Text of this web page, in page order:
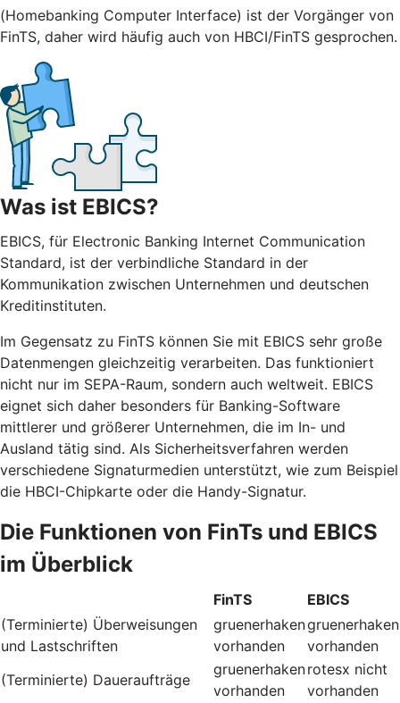
(Homebanking Computer Interface) ist der Vorgänger von
FinTS, daher wird häufig auch von HBCI/FinTS gesprochen.
Was ist EBICS?
EBICS, für Electronic Banking Internet Communication
Standard, ist der verbindliche Standard in der
Kommunikation zwischen Unternehmen und deutschen
Kreditinstituten.
Im Gegensatz zu FinTS können Sie mit EBICS sehr große
Datenmengen gleichzeitig verarbeiten. Das funktioniert
nicht nur im SEPA-Raum, sondern auch weltweit. EBICS
eignet sich daher besonders für Banking-Software
mittlerer und größerer Unternehmen, die im In- und
Ausland tätig sind. Als Sicherheitsverfahren werden
verschiedene Signaturmedien unterstützt, wie zum Beispiel
die HBCI-Chipkarte oder die Handy-Signatur.
Die Funktionen von FinTs und EBICS
im Überblick
FinTS
EBICS
(Terminierte) Überweisungen
und Lastschriften
gruenerhaken
vorhanden
gruenerhaken
vorhanden
(Terminierte) Daueraufträge
gruenerhaken
vorhanden
rotesx nicht
vorhanden